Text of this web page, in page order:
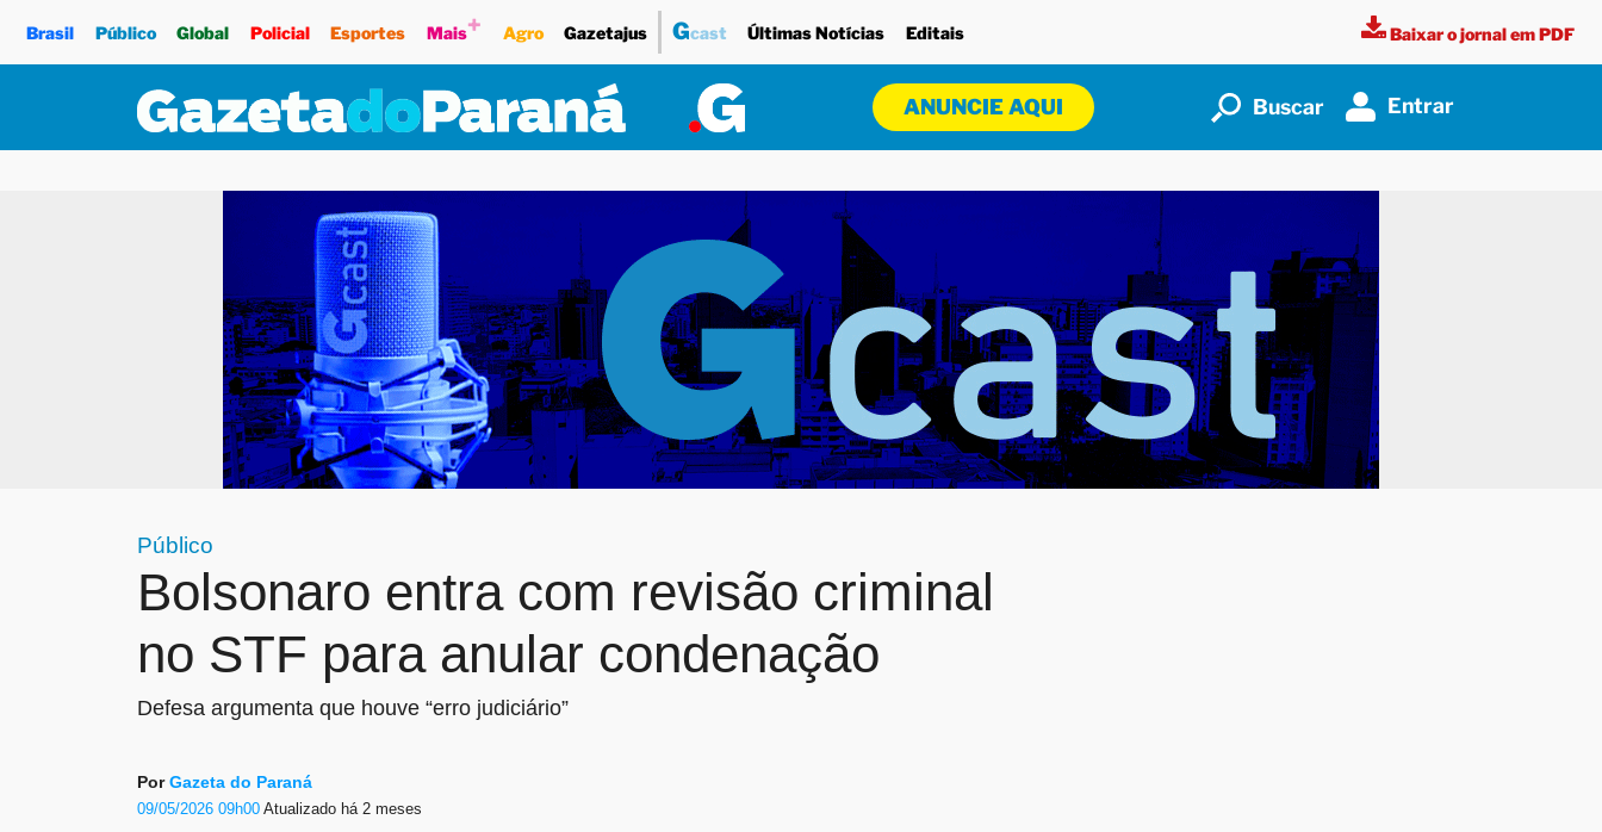
Brasil Público Global Policial Esportes Mais+ Agro Gazetajus Gcast Últimas Notícias Editais Baixar o jornal em PDF
ANUNCIE AQUI Buscar Entrar
Público
Bolsonaro entra com revisão criminal
no STF para anular condenação
Defesa argumenta que houve “erro judiciário”
PorGazeta do Paraná
09/05/2026 09h00Atualizado há 2 meses